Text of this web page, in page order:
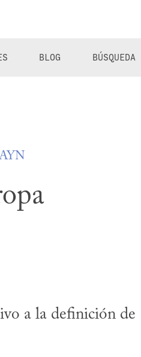
BLOG BÚSQUEDA
a la definición de